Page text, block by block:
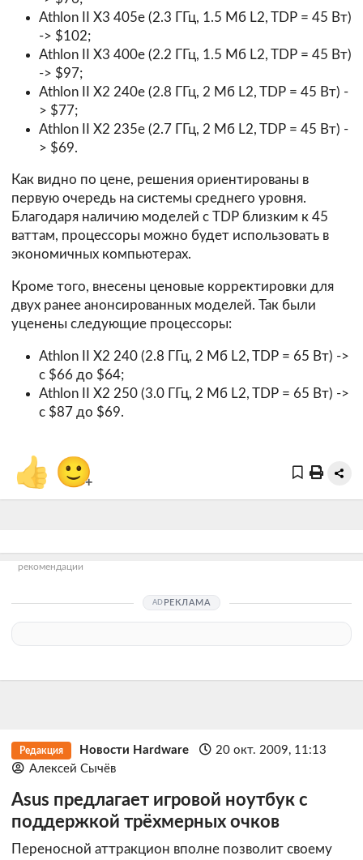
Athlon II X3 405e (2.3 ГГц, 1.5 Мб L2, TDP = 45 Вт)
-> $102;
Athlon II X3 400e (2.2 ГГц, 1.5 Мб L2, TDP = 45 Вт)
-> $97;
Athlon II X2 240e (2.8 ГГц, 2 Мб L2, TDP = 45 Вт) -
> $77;
Athlon II X2 235e (2.7 ГГц, 2 Мб L2, TDP = 45 Вт) -
> $69.
Как видно по цене, решения ориентированы в
первую очередь на системы среднего уровня.
Благодаря наличию моделей с TDP близким к 45
ваттам, процессоры можно будет использовать в
экономичных компьютерах.
Кроме того, внесены ценовые корректировки для
двух ранее анонсированных моделей. Так были
уценены следующие процессоры:
Athlon II X2 240 (2.8 ГГц, 2 Мб L2, TDP = 65 Вт) ->
c $66 до $64;
Athlon II X2 250 (3.0 ГГц, 2 Мб L2, TDP = 65 Вт) ->
с $87 до $69.
👍 🙂+
рекомендации
РЕКЛАМА
Редакция Новости Hardware
20 окт. 2009, 11:13
Алексей Сычёв
Asus предлагает игровой ноутбук с
поддержкой трёхмерных очков
Переносной аттракцион вполне позволит своему